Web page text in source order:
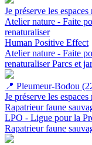
Je préserve les espaces
Atelier nature - Faite
renaturaliser
Human Positive Effect
Atelier nature - Faite
renaturaliser Parcs et
📍 Pleumeur-Bodou
Je préserve les espaces
Rapatrieur faune
LPO - Ligue pour la
Rapatrieur faune